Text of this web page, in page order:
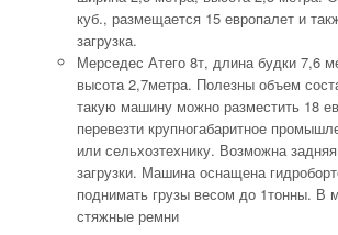
куб., размещается 15 европалет и
загрузка.
Мерседес Атего 8т, длина будки 7,6
высота 2,7метра. Полезны объем
такую машину можно разместить 18
перевезти крупногабаритное
или сельхозтехнику. Возможна
загрузки. Машина оснащена
поднимать грузы весом до 1тонны. В
стяжные ремни